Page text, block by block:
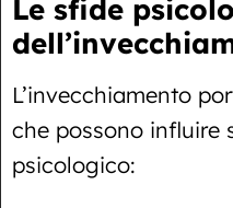
Le sfide
L’invecchiamento
che possono influire
psicologico: